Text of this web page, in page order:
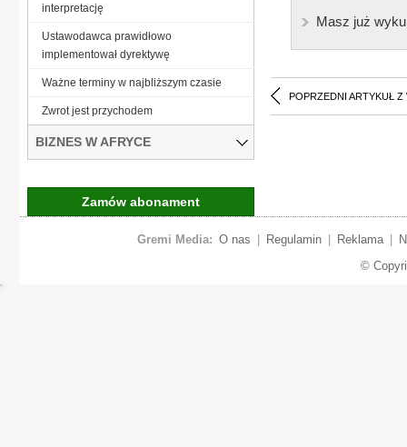
Masz już
POPRZEDNI ARTYKUŁ Z
interpretację
Ustawodawca prawidłowo
implementował dyrektywę
Ważne terminy w najbliższym czasie
Zwrot jest przychodem
BIZNES W AFRYCE
Zamów abonament
Gremi Media: O nas Regulamin Reklama
©